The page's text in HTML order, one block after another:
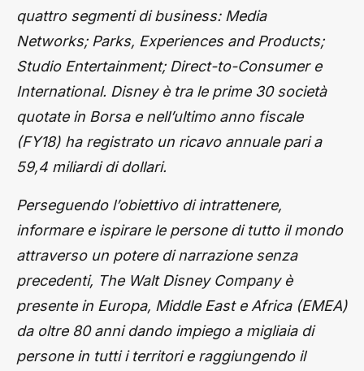
quattro segmenti di business: Media
Networks; Parks, Experiences and Products;
Studio Entertainment; Direct-to-Consumer e
International. Disney è tra le prime 30 società
quotate in Borsa e nell’ultimo anno fiscale
(FY18) ha registrato un ricavo annuale pari a
59,4 miliardi di dollari.
Perseguendo l’obiettivo di intrattenere,
informare e ispirare le persone di tutto il mondo
attraverso un potere di narrazione senza
precedenti, The Walt Disney Company è
presente in Europa, Middle East e Africa (EMEA)
da oltre 80 anni dando impiego a migliaia di
persone in tutti i territori e raggiungendo il